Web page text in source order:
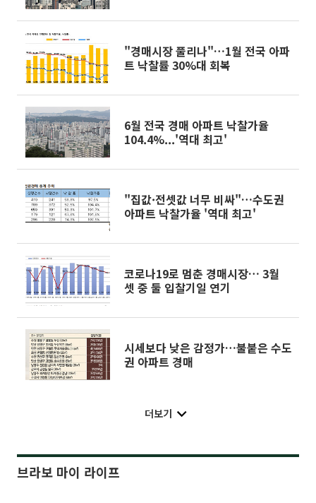
"경매시장 풀리나"…1월 전국 아파
트 낙찰률 30%대 회복
6월 전국 경매 아파트 낙찰가율
104.4%...'역대 최고'
"집값·전셋값 너무 비싸"…수도권
아파트 낙찰가율 '역대 최고'
코로나19로 멈춘 경매시장… 3월
셋 중 둘 입찰기일 연기
시세보다 낮은 감정가…불붙은 수도
권 아파트 경매
더보기
브라보 마이 라이프